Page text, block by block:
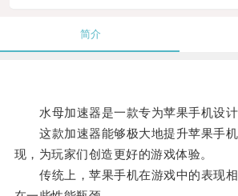
简介
水母加速器是一款专为苹果手机设计
这款加速器能够极大地提升苹果手机
现，为玩家们创造更好的游戏体验。
传统上，苹果手机在游戏中的表现相